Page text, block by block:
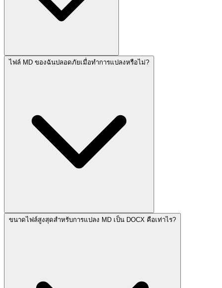
ไฟล์ MD ของฉันปลอดภัยเมื่อทำการแปลงหรือไม่?
ขนาดไฟล์สูงสุดสำหรับการแปลง MD เป็น DOCX คือเท่าไร?